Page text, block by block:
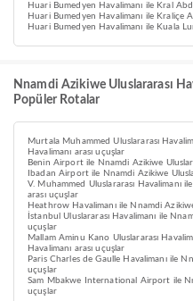
Huari Bumedyen Havalimanı ile Kral
Huari Bumedyen Havalimanı ile Kraliçe
Huari Bumedyen Havalimanı ile Kuala
Nnamdi Azikiwe Uluslararası
Popüler Rotalar
Murtala Muhammed Uluslararası
Havalimanı arası uçuşlar
Benin Airport ile Nnamdi Azikiwe
Ibadan Airport ile Nnamdi Azikiwe
V. Muhammed Uluslararası Havalimanı
arası uçuşlar
Heathrow Havalimanı ile Nnamdi
İstanbul Uluslararası Havalimanı ile
uçuşlar
Mallam Aminu Kano Uluslararası
Havalimanı arası uçuşlar
Paris Charles de Gaulle Havalimanı ile
uçuşlar
Sam Mbakwe International Airport ile
uçuşlar